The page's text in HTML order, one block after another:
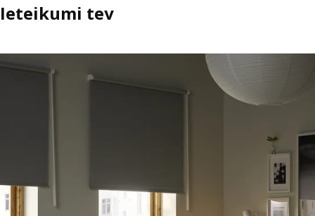
Ieteikumi tev